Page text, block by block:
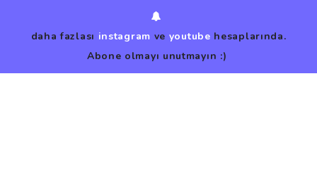
daha fazlası instagram ve youtube hesaplarında.
Abone olmayı unutmayın :)